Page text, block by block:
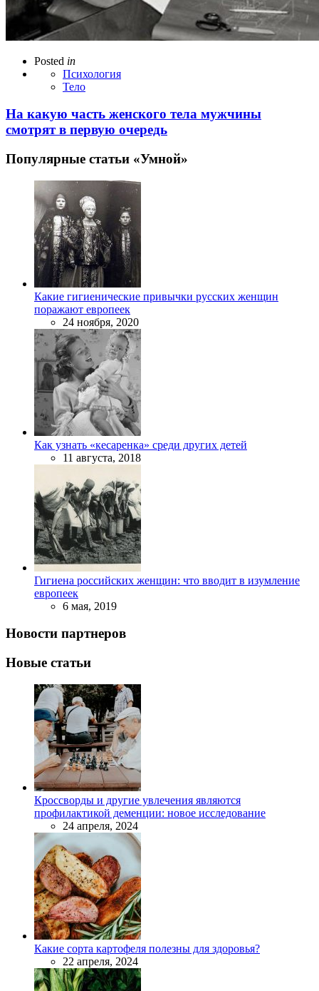
Posted in
Психология
Тело
На какую часть женского тела мужчины
смотрят в первую очередь
Популярные статьи «Умной»
Какие гигиенические привычки русских женщин
поражают европеек
24 ноября, 2020
Как узнать «кесаренка» среди других детей
11 августа, 2018
Гигиена российских женщин: что вводит в изумление
европеек
6 мая, 2019
Новости партнеров
Новые статьи
Кроссворды и другие увлечения являются
профилактикой деменции: новое исследование
24 апреля, 2024
Какие сорта картофеля полезны для здоровья?
22 апреля, 2024